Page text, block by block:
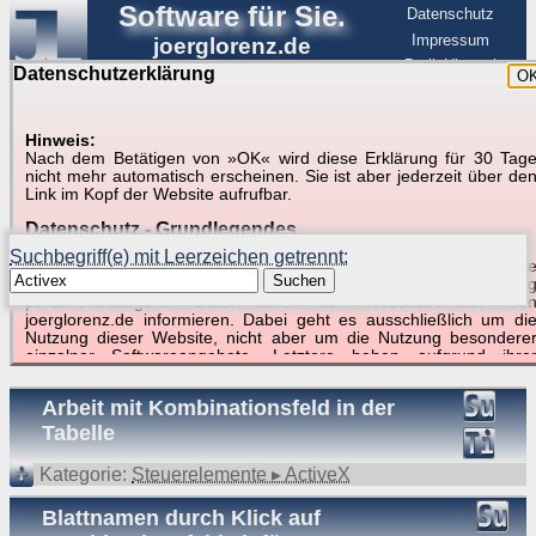
Datenschutzerklärung
Hinweis:
Nach dem Betätigen von »OK« wird diese Erklärung für 30 Tage
nicht mehr automatisch erscheinen. Sie ist aber jederzeit über den
Link im Kopf der Website aufrufbar.
Datenschutz - Grundlegendes
Diese Datenschutzerklärung soll die Nutzer dieser Website über die
Art, den Umfang und den Zweck der Erhebung und Verwendung
personenbezogener Daten durch den Websitebetreiber von
joerglorenz.de informieren. Dabei geht es ausschließlich um die
Nutzung dieser Website, nicht aber um die Nutzung besonderer
einzelner Softwareangebote. Letztere haben aufgrund ihrer
gespeichert werden müssen, die für das Funktionieren erforderlich
sind. Hier ist es wichtig, dass Sie selbst zum Testen dieser
Funktionen möglichst erfundene Daten verwenden. Ansonsten wird
auf die spezifischen Besonderheiten beim jeweiligen Angebot
gesondert hingewiesen.
Generell gilt: Wenn Sie ein Angebot bei den Add-Ins nutzen, bei
dem Daten übertragen werden, werden diese Daten auf dem
Software für Sie.
joerglorenz.de
Datenschutz
Impressum
BerlinHimmel
Suche in Beispielen und Tipps zu Excel und
VBA
Suchbegriff(e) mit Leerzeichen getrennt:
Suchen
Suchergebnisse (4 Treffer, 1 Begriff)
Arbeit mit Kombinationsfeld in der
Tabelle
Kategorie: Steuerelemente ▸ ActiveX
Blattnamen durch Klick auf